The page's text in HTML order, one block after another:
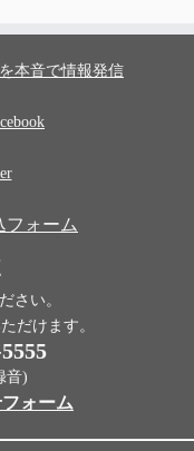
本音で情報発信
フォーム
さい。
だけます。
音)
ォーム